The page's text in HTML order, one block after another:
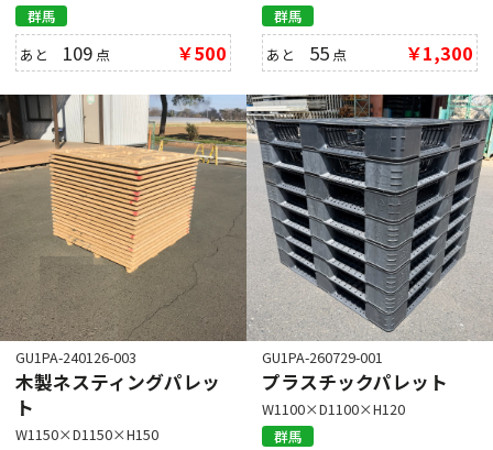
群馬
あと 109 点 ￥500
群馬
あと 55 点 ￥1,300
GU1PA-240126-003
木製ネスティングパレッ
ト
W1150×D1150×H150
GU1PA-260729-001
プラスチックパレット
W1100×D1100×H120
群馬